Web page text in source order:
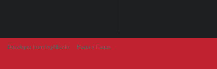
Developer from IngAlb.info Harta e Faqes